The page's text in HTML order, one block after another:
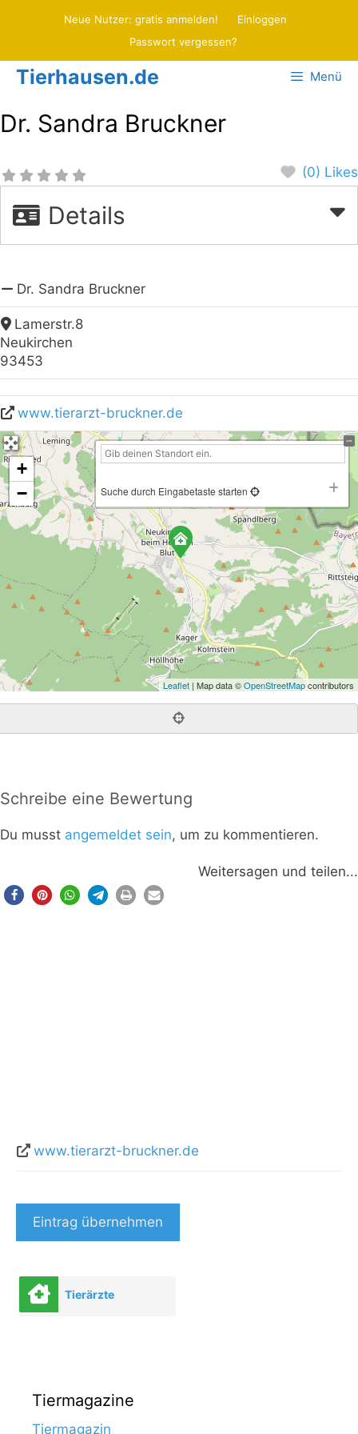
Neue Nutzer: gratis anmelden!
Einloggen
Passwort vergessen?
Tierhausen.de Menü
Dr. Sandra Bruckner
(0) Likes
Details
Dr. Sandra Bruckner
Lamerstr.8
Neukirchen
93453
www.tierarzt-bruckner.de
+
−
Suche durch Eingabetaste starten
Leaflet | Map data ©OpenStreetMapcontributors
Schreibe eine Bewertung
Du musst angemeldet sein, um zu kommentieren.
Weitersagen und teilen...
www.tierarzt-bruckner.de
Eintrag übernehmen
Tierärzte
Tiermagazine
Tiermagazin